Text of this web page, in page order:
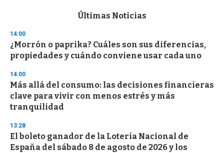
d
s
o
f
3
s
c
o
d
s
Últimas Noticias
14:00
¿Morrón o paprika? Cuáles son sus diferencias,
propiedades y cuándo conviene usar cada uno
14:00
Más allá del consumo: las decisiones financieras
clave para vivir con menos estrés y más
tranquilidad
13:28
El boleto ganador de la Lotería Nacional de
España del sábado 8 de agosto de 2026 y los